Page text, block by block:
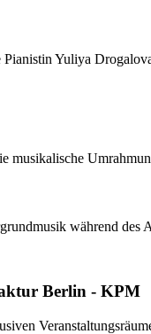
Yuliya
musikalische
während des
Berlin - KPM